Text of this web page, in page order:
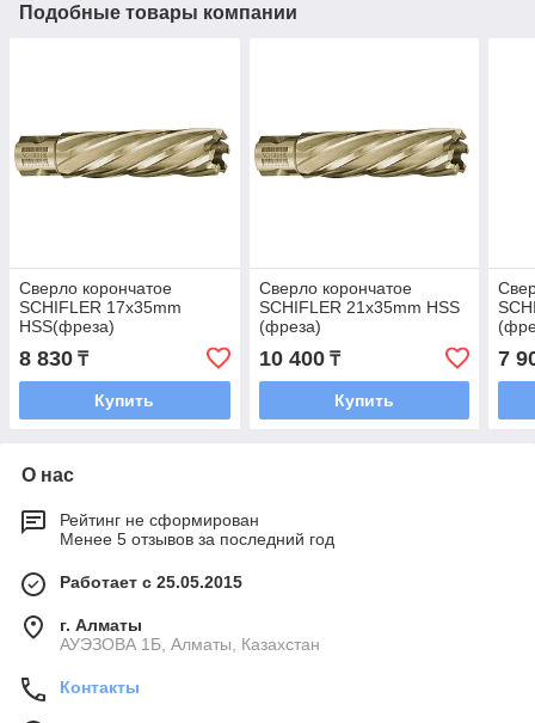
Подобные товары компании
Сверло корончатое
SCHIFLER 17x35mm
HSS(фреза)
8 830 ₸
Купить
Сверло корончатое
SCHIFLER 21x35mm HSS
(фреза)
10 400₸
Купить
7
О нас
Рейтинг не сформирован
Менее 5 отзывов за последний год
Работает с 25.05.2015
г. Алматы
АУЭЗОВА 1Б, Алматы, Казахстан
Контакты